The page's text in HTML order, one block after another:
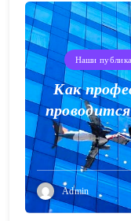
Наши
Как
Admin